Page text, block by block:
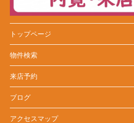
トップページ
物件検索
来店予約
ブログ
アクセスマップ